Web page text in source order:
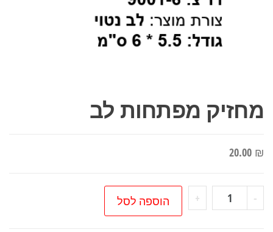
מחזיק מפתחות לב
20.00 ₪
-
כמות
של
+ הוספה לסל